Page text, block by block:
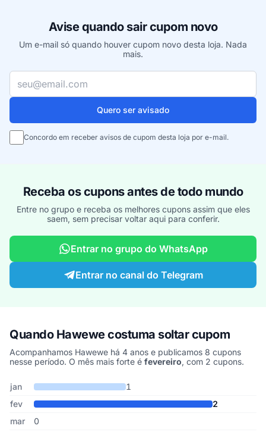
Avise quando sair cupom novo
Um e-mail só quando houver cupom novo desta loja. Nada
mais.
Seu e-mail
Quero ser avisado
Concordo em receber avisos de cupom desta loja por e-mail.
Receba os cupons antes de todo mundo
Entre no grupo e receba os melhores cupons assim que eles
saem, sem precisar voltar aqui para conferir.
Entrar no grupo do WhatsApp
Entrar no canal do Telegram
Quando Hawewe costuma soltar cupom
Acompanhamos Hawewe há 4 anos e publicamos 8 cupons
nesse período. O mês mais forte é fevereiro, com 2 cupons.
Cupons de Hawewe publicados por mês, somando os últimos 4
Mês Cupons publicadosDesconto médio
jan
1
fev
2
mar
0